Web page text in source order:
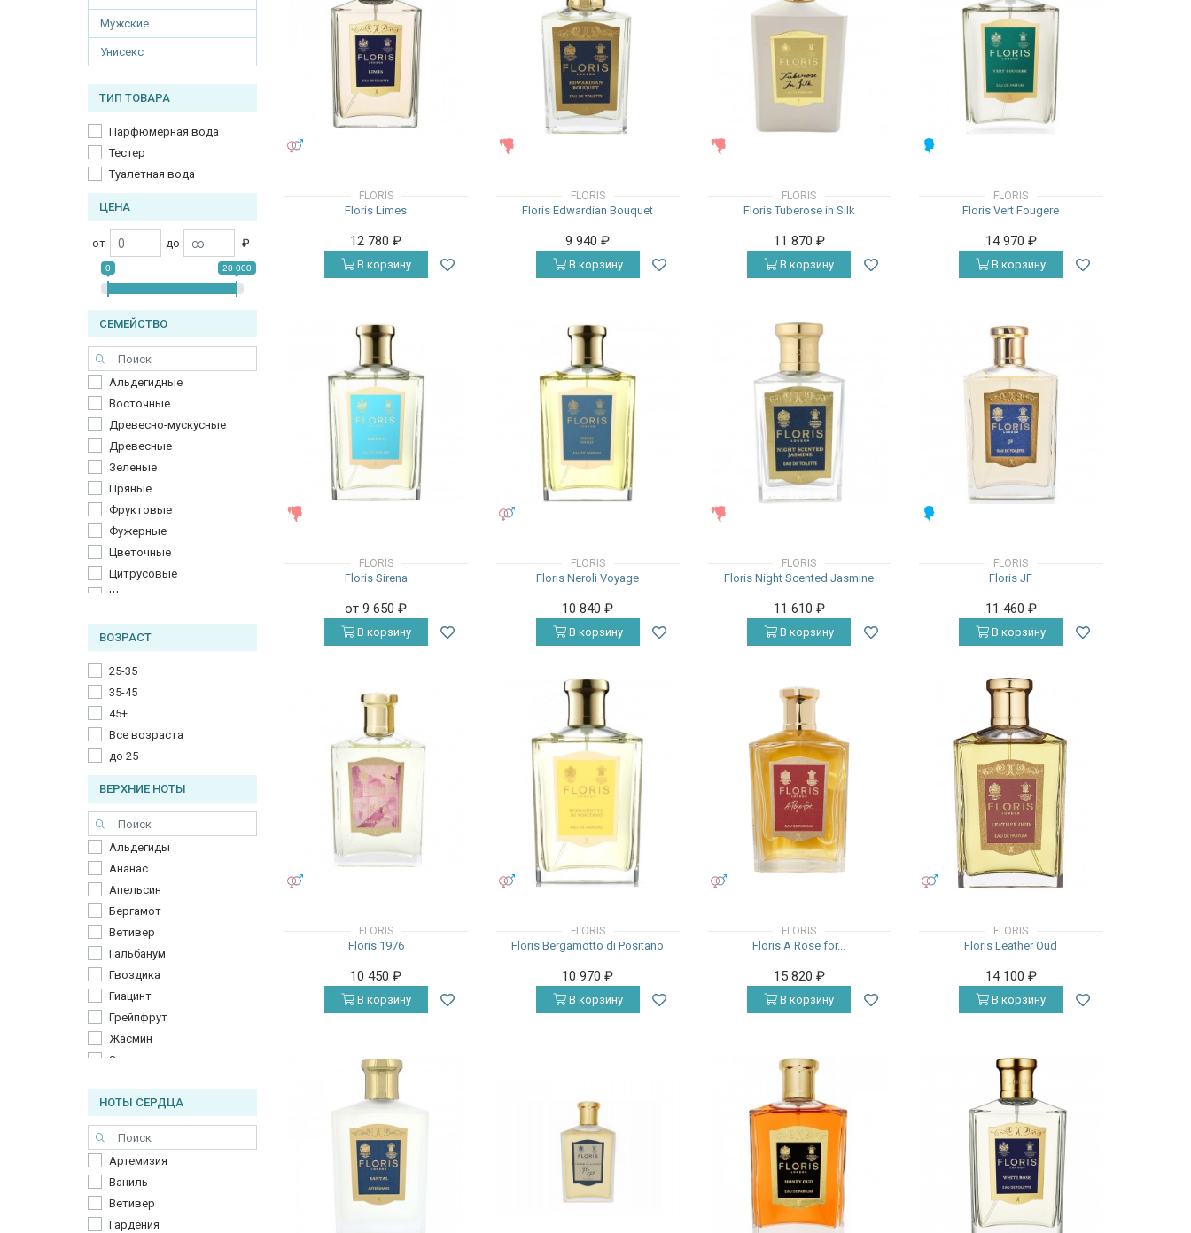
Мужские
Унисекс
ТИП ТОВАРА
Парфюмерная вода
Тестер
Туалетная вода
ЦЕНА
от до ₽
0 20 000
СЕМЕЙСТВО
Альдегидные
Восточные
Древесно-мускусные
Древесные
Зеленые
Пряные
Фруктовые
Фужерные
Цветочные
Цитрусовые
Шипровые
ВОЗРАСТ
25-35
35-45
45+
Все возраста
до 25
ВЕРХНИЕ НОТЫ
Альдегиды
Ананас
Апельсин
Бергамот
Ветивер
Гальбанум
Гвоздика
Гиацинт
Грейпфрут
Жасмин
Зеленые ноты
Камфора
Кардамон
Кедр из Вирджинии
Кожа
Кориандр
Лаванда
Ладан
НОТЫ СЕРДЦА
Артемизия
Ваниль
Ветивер
Гардения
FLORIS
Floris Limes
12 780₽
В корзину
FLORIS
Floris Edwardian Bouquet
9 940₽
В корзину
FLORIS
Floris Tuberose in Silk
11 870 ₽
В корзину
FLORIS
Floris Vert Fougere
14 970 ₽
В корзину
FLORIS
Floris Sirena
от 9 650₽
В корзину
FLORIS
Floris Neroli Voyage
10 840₽
В корзину
FLORIS
Floris Night Scented Jasmine
11 610 ₽
В корзину
FLORIS
Floris JF
11 460 ₽
В корзину
FLORIS
Floris 1976
10 450₽
В корзину
УНИСЕКС
FLORIS
Floris Bergamotto di Positano
10 970₽
В корзину
FLORIS
Floris A Rose for...
15 820 ₽
В корзину
УНИСЕКС
FLORIS
Floris Leather Oud
14 100 ₽
В корзину